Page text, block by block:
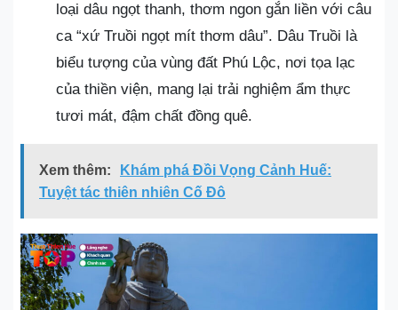
loại dâu ngọt thanh, thơm ngon gắn liền với câu
ca “xứ Truồi ngọt mít thơm dâu”. Dâu Truồi là
biểu tượng của vùng đất Phú Lộc, nơi tọa lạc
của thiền viện, mang lại trải nghiệm ẩm thực
tươi mát, đậm chất đồng quê.
Xem thêm:
Khám phá Đồi Vọng Cảnh Huế:
Tuyệt tác thiên nhiên Cố Đô